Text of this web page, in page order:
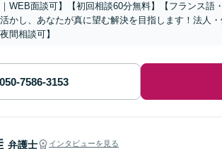
｜WEB面談可】【初回相談60分無料】【フランス
活かし、あなたが真に望む解決を目指します！法人
間相談可】
弁護士 インタビューを見る